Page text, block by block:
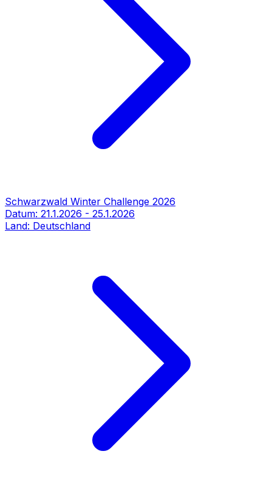
Schwarzwald Winter Challenge 2026
Datum: 21.1.2026 - 25.1.2026
Land: Deutschland